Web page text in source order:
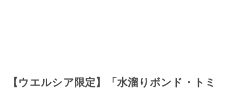
【ウエルシア限定】「水溜りボンド・トミ